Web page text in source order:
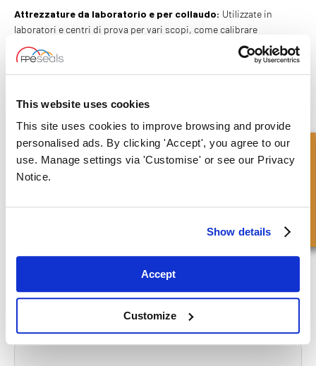
This website uses cookies
This site uses cookies to improve browsing and provide
personalised ads. By clicking 'Accept', you agree to our
use. Manage settings via 'Customise' or see our Privacy
Notice.
Show details
Accept
Customize
Attrezzature da laboratorio e per collaudo: Utilizzate in
laboratori e centri di prova per vari scopi, come calibrare
manometri, testare sensori di pressione e condurre esperimenti
che richiedono una pressione idraulica controllata.
offshore per attività come l'azionamento di sistemi di sterzo
verricelli e gru idrauliche.
FPE Seals offre una gamma di pompe idrauliche manuali, incluse
pompe ad azione singola, ad azione doppia e pompe autonome
contattare il nostro team esperto per ulteriori consigli e
Richiesta Veloce